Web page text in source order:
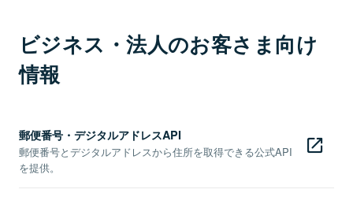
ビジネス・法人のお客さま向け
情報
郵便番号・デジタルアドレスAPI
郵便番号とデジタルアドレスから住所を取得できる公式API
を提供。